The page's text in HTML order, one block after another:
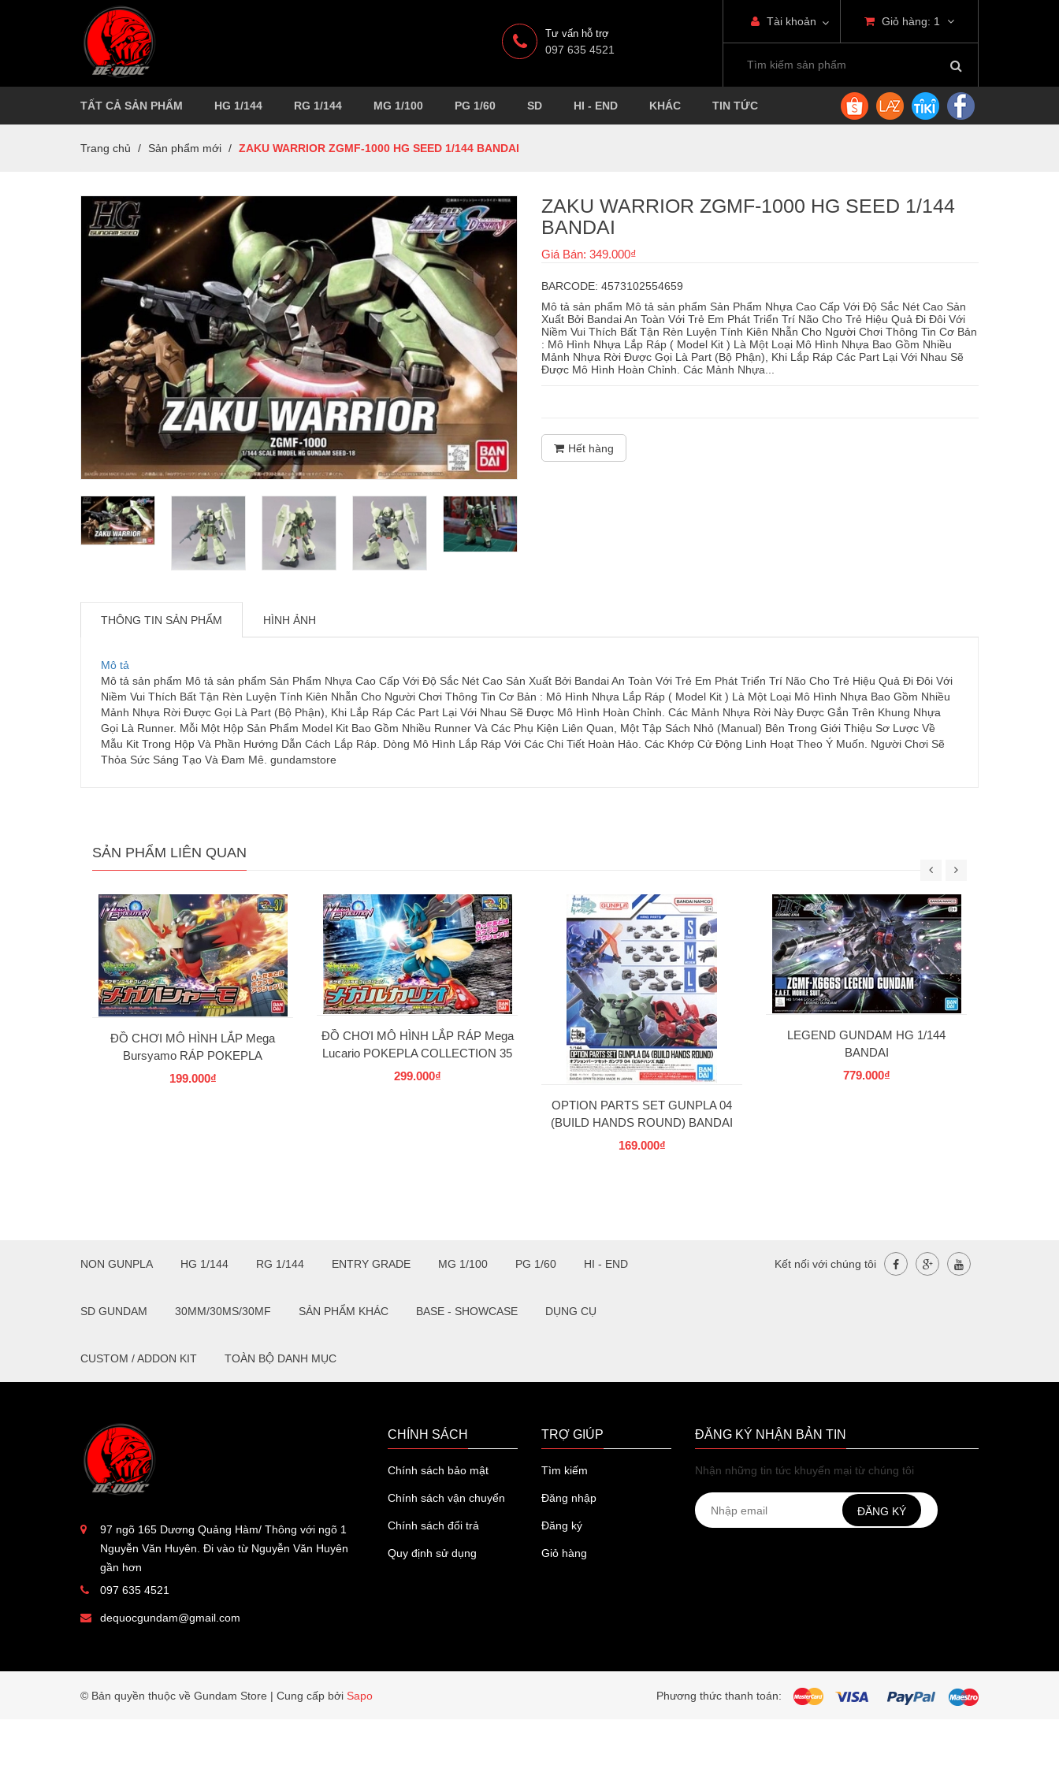
Tài khoản Giỏ hàng: 1
Tư vấn hỗ trợ
097 635 4521
TẤT CẢ SẢN PHẨM HG 1/144 RG 1/144 MG 1/100 PG 1/60 SD HI - END KHÁC TIN TỨC
Trang chủ / Sản phẩm mới / ZAKU WARRIOR ZGMF-1000 HG SEED 1/144 BANDAI
ZAKU WARRIOR ZGMF-1000 HG SEED 1/144
BANDAI
Giá Bán: 349.000₫
BARCODE: 4573102554659
Mô tả sản phẩm Mô tả sản phẩm Sản Phẩm Nhựa Cao Cấp Với Độ Sắc Nét Cao Sản
Xuất Bởi Bandai An Toàn Với Trẻ Em Phát Triển Trí Não Cho Trẻ Hiệu Quả Đi Đôi Với
Niềm Vui Thích Bất Tận Rèn Luyện Tính Kiên Nhẫn Cho Người Chơi Thông Tin Cơ Bản
: Mô Hình Nhựa Lắp Ráp ( Model Kit ) Là Một Loại Mô Hình Nhựa Bao Gồm Nhiều
Mảnh Nhựa Rời Được Gọi Là Part (Bộ Phận), Khi Lắp Ráp Các Part Lại Với Nhau Sẽ
Được Mô Hình Hoàn Chỉnh. Các Mảnh Nhựa...
Hết hàng
THÔNG TIN SẢN PHẨM HÌNH ẢNH
Mô tả
Mô tả sản phẩm Mô tả sản phẩm Sản Phẩm Nhựa Cao Cấp Với Độ Sắc Nét Cao Sản Xuất Bởi Bandai An Toàn Với Trẻ Em Phát Triển Trí Não Cho Trẻ Hiệu Quả Đi Đôi Với
Niềm Vui Thích Bất Tận Rèn Luyện Tính Kiên Nhẫn Cho Người Chơi Thông Tin Cơ Bản : Mô Hình Nhựa Lắp Ráp ( Model Kit ) Là Một Loại Mô Hình Nhựa Bao Gồm Nhiều
Mảnh Nhựa Rời Được Gọi Là Part (Bộ Phận), Khi Lắp Ráp Các Part Lại Với Nhau Sẽ Được Mô Hình Hoàn Chỉnh. Các Mảnh Nhựa Rời Này Được Gắn Trên Khung Nhựa
Gọi Là Runner. Mỗi Một Hộp Sản Phẩm Model Kit Bao Gồm Nhiều Runner Và Các Phụ Kiện Liên Quan, Một Tập Sách Nhỏ (Manual) Bên Trong Giới Thiệu Sơ Lược Về
Mẫu Kit Trong Hộp Và Phần Hướng Dẫn Cách Lắp Ráp. Dòng Mô Hình Lắp Ráp Với Các Chi Tiết Hoàn Hảo. Các Khớp Cử Động Linh Hoạt Theo Ý Muốn. Người Chơi Sẽ
Thỏa Sức Sáng Tạo Và Đam Mê. gundamstore
SẢN PHẨM LIÊN QUAN
ĐỒ CHƠI MÔ HÌNH LẮP Mega
Bursyamo RÁP POKEPLA
COLLECTION 37 SELECT SERIES
199.000₫
ĐỒ CHƠI MÔ HÌNH LẮP RÁP Mega
Lucario POKEPLA COLLECTION 35
SELECT SERIES BANDAI
299.000₫
OPTION PARTS SET GUNPLA 04
(BUILD HANDS ROUND) BANDAI
169.000₫
LEGEND GUNDAM HG 1/144
BANDAI
779.000₫
NON GUNPLA HG 1/144 RG 1/144 ENTRY GRADE MG 1/100 PG 1/60 HI - END
SD GUNDAM 30MM/30MS/30MF SẢN PHẨM KHÁC BASE - SHOWCASE DỤNG CỤ
CUSTOM / ADDON KIT TOÀN BỘ DANH MỤC
Kết nối với chúng tôi
97 ngõ 165 Dương Quảng Hàm/ Thông với ngõ 1
Nguyễn Văn Huyên. Đi vào từ Nguyễn Văn Huyên
gần hơn
097 635 4521
dequocgundam@gmail.com
CHÍNH SÁCH
Chính sách bảo mật
Chính sách vận chuyển
Chính sách đổi trả
Quy định sử dụng
TRỢ GIÚP
Tìm kiếm
Đăng nhập
Đăng ký
Giỏ hàng
ĐĂNG KÝ NHẬN BẢN TIN
Nhận những tin tức khuyến mại từ chúng tôi
ĐĂNG KÝ
© Bản quyền thuộc về Gundam Store | Cung cấp bởi Sapo Phương thức thanh toán: